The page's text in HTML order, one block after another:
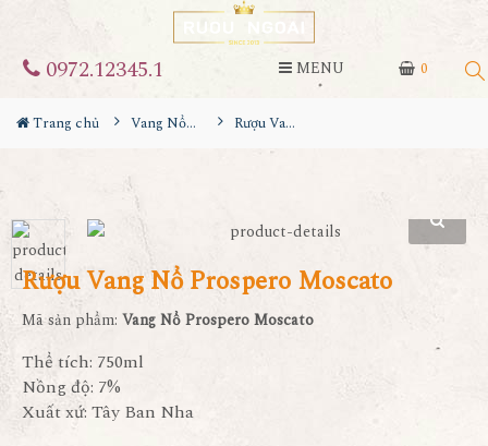
0
0972.12345.1 MENU
Trang chủ Vang Nổ / Champagne Rượu Vang Nổ Prospero Moscato
Rượu Vang Nổ Prospero Moscato
Mã sản phẩm: Vang Nổ Prospero Moscato
Thể tích: 750ml
Nồng độ: 7%
Xuất xứ: Tây Ban Nha